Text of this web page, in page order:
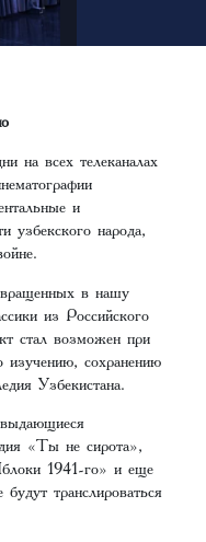
на всех телеканалах
и
узбекского народа,
в нашу
из Российского
стал возможен при
изучению, сохранению
Узбекистана.
«Ты не сирота»,
1941-го» и еще
транслироваться